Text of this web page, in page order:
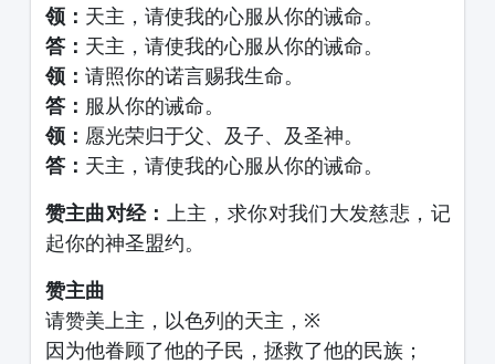
领： 天主，请使我的心服从你的诫命。
答： 天主，请使我的心服从你的诫命。
领： 请照你的诺言赐我生命。
答： 服从你的诫命。
领： 愿光荣归于父、及子、及圣神。
答： 天主，请使我的心服从你的诫命。
赞主曲对经： 上主，求你对我们大发慈悲，记
起你的神圣盟约。
赞主曲
请赞美上主，以色列的天主，※
因为他眷顾了他的子民，拯救了他的民族；